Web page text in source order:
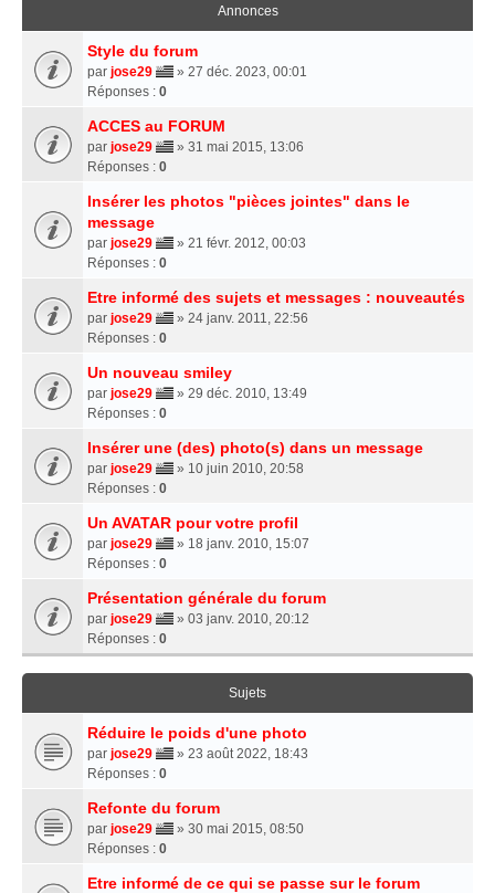
Annonces
Style du forum
par jose29
» 27 déc. 2023, 00:01
Réponses : 0
ACCES au FORUM
par jose29
» 31 mai 2015, 13:06
Réponses : 0
Insérer les photos "pièces jointes" dans le
message
par jose29
» 21 févr. 2012, 00:03
Réponses : 0
Etre informé des sujets et messages : nouveautés
par jose29
» 24 janv. 2011, 22:56
Réponses : 0
Un nouveau smiley
par jose29
» 29 déc. 2010, 13:49
Réponses : 0
Insérer une (des) photo(s) dans un message
par jose29
» 10 juin 2010, 20:58
Réponses : 0
Un AVATAR pour votre profil
par jose29
» 18 janv. 2010, 15:07
Réponses : 0
Présentation générale du forum
par jose29
» 03 janv. 2010, 20:12
Réponses : 0
Sujets
Réduire le poids d'une photo
par jose29
» 23 août 2022, 18:43
Réponses : 0
Refonte du forum
par jose29
» 30 mai 2015, 08:50
Réponses : 0
Etre informé de ce qui se passe sur le forum